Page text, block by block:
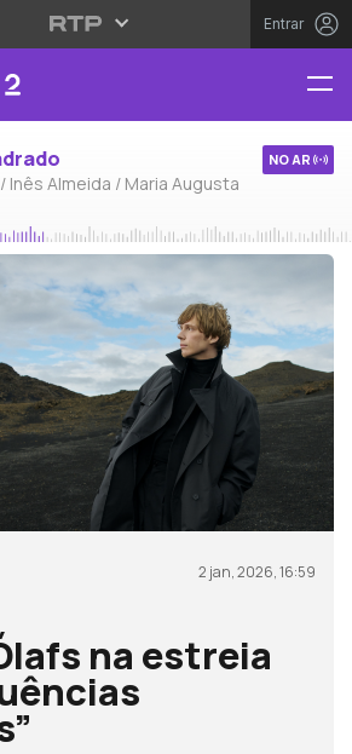
Entrar
Inês Almeida / Maria Augusta
NO AR
2 jan, 2026, 16:59
na estreia